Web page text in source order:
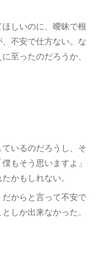
しいのに、曖昧で根
不安で仕方ない。な
至ったのだろうか、
いるのだろうし、そ
もそう思いますよ」
かもしれない。
からと言って不安で
しか出来なかった。